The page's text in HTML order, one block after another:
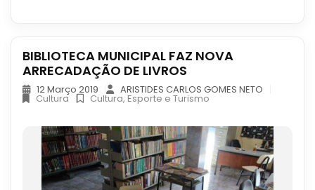
BIBLIOTECA MUNICIPAL FAZ NOVA
ARRECADAÇÃO DE LIVROS
12 Março 2019 ARISTIDES CARLOS GOMES NETO
Cultura Cultura, Esporte e Turismo